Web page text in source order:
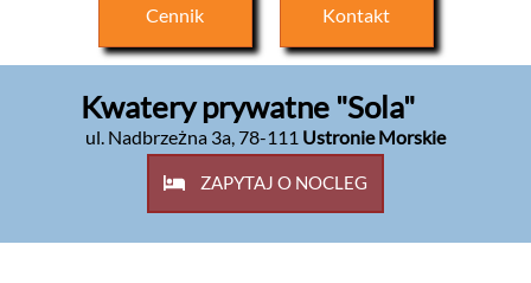
Cennik Kontakt
Kwatery prywatne "Sola"
ul. Nadbrzeżna 3a,78-111 Ustronie Morskie
ZAPYTAJ O NOCLEG